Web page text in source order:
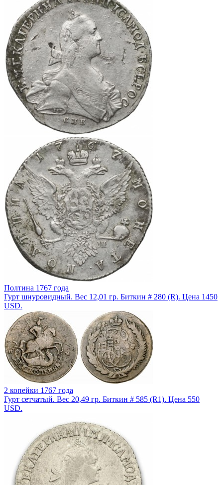
Полтина 1767 года
Гурт шнуровидный. Вес 12,01 гр. Биткин # 280 (R). Цена 1450
USD.
2 копейки 1767 года
Гурт сетчатый. Вес 20,49 гр. Биткин # 585 (R1). Цена 550
USD.